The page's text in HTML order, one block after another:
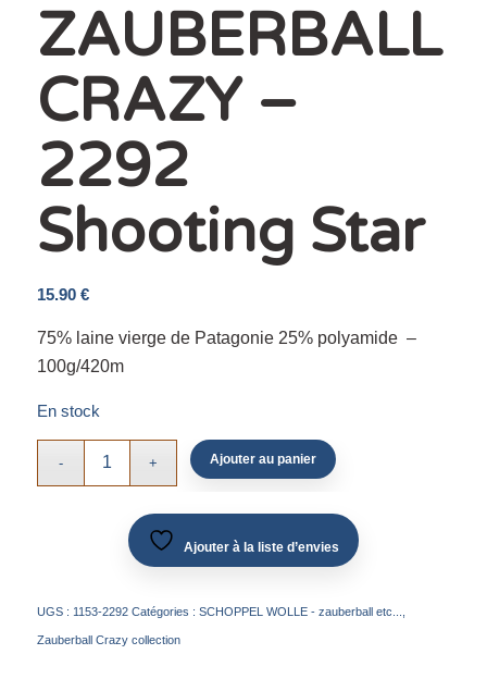
ZAUBERBALL
CRAZY –
2292
Shooting Star
15.90 €
75% laine vierge de Patagonie 25% polyamide –
100g/420m
En stock
Ajouter au panier
Ajouter à la liste d’envies
UGS : 1153-2292 Catégories : SCHOPPEL WOLLE - zauberball etc...
Zauberball Crazy collection